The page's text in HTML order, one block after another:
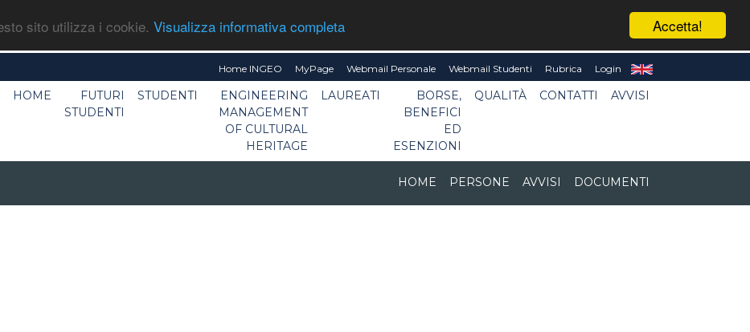
Accetta!
sito utilizza i cookie. Visualizza informativa completa
Home INGEO MyPage Webmail Personale Webmail Studenti Rubrica Login
HOME
FUTURI
STUDENTI
STUDENTI
ENGINEERING
MANAGEMENT
OF CULTURAL
HERITAGE
LAUREATI
BORSE,
BENEFICI
ED
ESENZIONI
QUALITÀ CONTATTI AVVISI
HOME PERSONE AVVISI DOCUMENTI